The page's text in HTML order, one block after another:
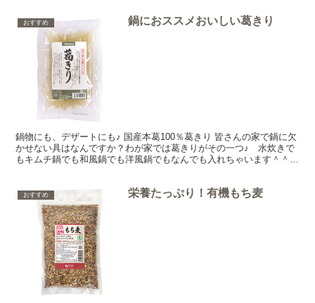
おすすめ 鍋におススメおいしい葛きり
鍋物にも、デザートにも♪ 国産本葛100％葛きり 皆さんの家で鍋に欠
かせない具はなんですか？わが家では葛きりがその一つ♪ 水炊きで
もキムチ鍋でも和風鍋でも洋風鍋でもなんでも入れちゃいます＾＾。
おすすめ 栄養たっぷり！有機もち麦